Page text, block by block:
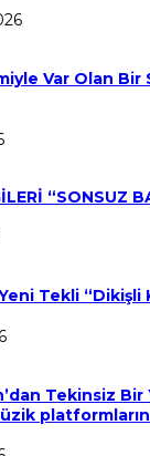
Var Olan Bir
“SONSUZ
Tekli “Dikişli
Tekinsiz Bir